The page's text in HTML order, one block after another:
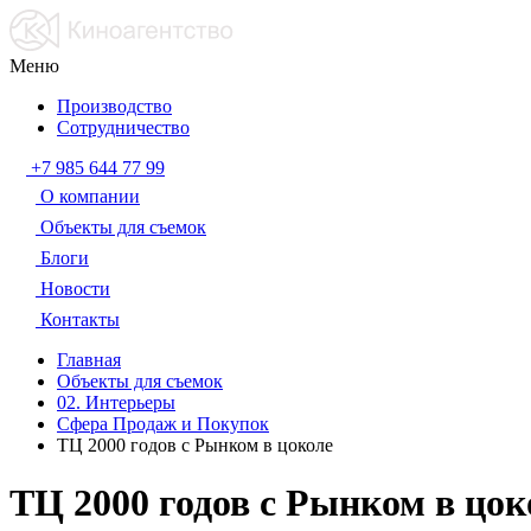
Меню
Производство
Сотрудничество
+7 985 644 77 99
О компании
Объекты для съемок
Блоги
Новости
Контакты
Главная
Объекты для съемок
02. Интерьеры
Сфера Продаж и Покупок
ТЦ 2000 годов с Рынком в цоколе
ТЦ 2000 годов с Рынком в